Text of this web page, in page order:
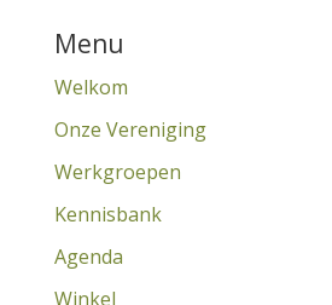
Menu
Welkom
Onze Vereniging
Werkgroepen
Kennisbank
Agenda
Winkel